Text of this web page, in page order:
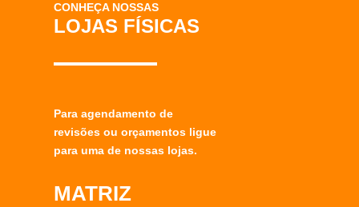
CONHEÇA NOSSAS
LOJAS FÍSICAS
Para agendamento de
revisões ou orçamentos ligue
para uma de nossas lojas.
MATRIZ